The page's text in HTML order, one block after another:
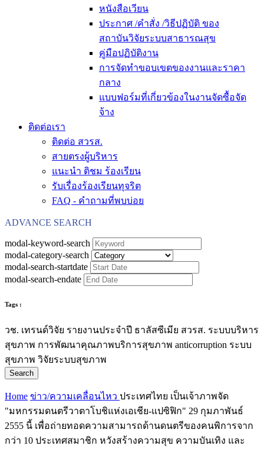
หนังสือเวียน
ประกาศ /คำสั่ง /วิธีปฏิบัติ ของ
สถาบันวิจัยระบบสาธารณสุข
คู่มือปฏิบัติงาน
การจัดทำขอบเขตของงานและราคา
กลาง
แบบฟอร์มที่เกี่ยวข้องในงานจัดซื้อจัด
จ้าง
ติดต่อเรา
ติดต่อ สวรส.
สายตรงผู้บริหาร
แนะนำ ติชม ร้องเรียน
รับเรื่องร้องเรียนทุจริต
FAQ - คำถามที่พบบ่อย
ADVANCE SEARCH
modal-keyword-search
modal-category-search
modal-search-startdate
modal-search-endate
Tags :
วช. เทรนด์วิจัย รายงานประจำปี ธาลัสซีเมีย สวรส. ระบบบริหาร
สุขภาพ การพัฒนาคุณภาพบริการสุขภาพ anticorruption ระบบ
สุขภาพ วิจัยระบบสุขภาพ
Search
Home ข่าว/ความเคลื่อนไหว ประเทศไทย เป็นเจ้าภาพจัด
"มหกรรมดนตรีวาตาโบชิแห่งเอเชีย-แปซิฟิก" 29 กุมภาพันธ์
2555 นี้ เพื่อถ่ายทอดความสามารถด้านดนตรีของคนพิการจาก
กว่า 10 ประเทศสมาชิก หวังสร้างความสุข ความบันเทิง และ